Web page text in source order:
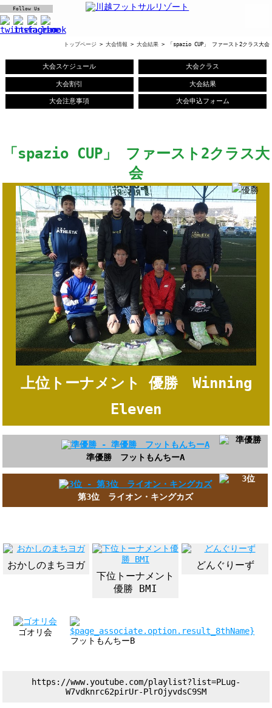
Follow Us
トップページ> 大会情報 > 大会結果> 「spazio CUP」 ファースト2クラス大会
大会スケジュール 大会クラス
大会割引 大会結果
大会注意事項 大会申込フォーム
「spazio CUP」 ファースト2クラス大
会
上位トーナメント 優勝 Winning
Eleven
準優勝 フットもんちーA
第3位 ライオン・キングカズ
おかしのまちヨガ
下位トーナメント
優勝 BMI
どんぐりーず
ゴオリ会
フットもんちーB
https://www.youtube.com/playlist?list=PLug-
W7vdknrc62pirUr-PlrOjyvdsC9SM